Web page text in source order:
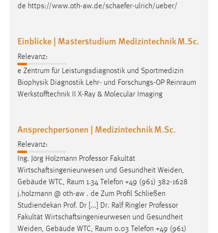
de https://www.oth-aw.de/schaefer-ulrich/ueber/
Einblicke | Masterstudium Medizintechnik M.Sc.
Relevanz:
e Zentrum für Leistungsdiagnostik und Sportmedizin
Biophysik Diagnostik Lehr- und Forschungs-OP Reinraum
Werkstofftechnik II X-Ray & Molecular Imaging
Ansprechpersonen | Medizintechnik M.Sc.
Relevanz:
Ing. Jörg Holzmann Professor Fakultät
Wirtschaftsingenieurwesen und Gesundheit Weiden,
Gebäude WTC, Raum 1.34 Telefon +49 (961) 382-1628
j.holzmann @ oth-aw . de Zum Profil Schließen
Studiendekan Prof. Dr [...] Dr. Ralf Ringler Professor
Fakultät Wirtschaftsingenieurwesen und Gesundheit
Weiden, Gebäude WTC, Raum 0.03 Telefon +49 (961)